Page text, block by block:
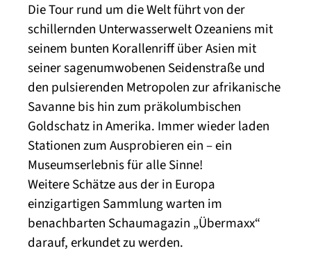
Die Tour rund um die Welt führt von der
schillernden Unterwasserwelt Ozeaniens mit
seinem bunten Korallenriff über Asien mit
seiner sagenumwobenen Seidenstraße und
den pulsierenden Metropolen zur afrikanische
Savanne bis hin zum präkolumbischen
Goldschatz in Amerika. Immer wieder laden
Stationen zum Ausprobieren ein – ein
Museumserlebnis für alle Sinne!
Weitere Schätze aus der in Europa
einzigartigen Sammlung warten im
benachbarten Schaumagazin „Übermaxx“
darauf, erkundet zu werden.